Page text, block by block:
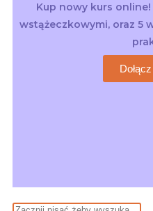
Kup nowy kurs
wstążeczkowymi, oraz 5